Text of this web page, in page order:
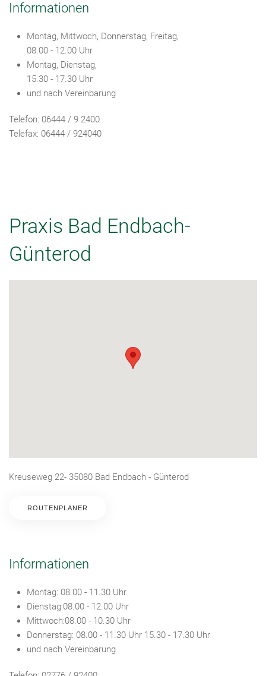
Informationen
Montag, Mittwoch, Donnerstag, Freitag,
08.00 - 12.00 Uhr
Montag, Dienstag,
15.30 - 17.30 Uhr
und nach Vereinbarung
Telefon: 06444 / 9 2400
Telefax: 06444 / 924040
Praxis Bad Endbach-
Günterod
Kreuseweg 22- 35080 Bad Endbach - Günterod
ROUTENPLANER
Informationen
Montag: 08.00 - 11.30 Uhr
Dienstag:08.00 - 12.00 Uhr
Mittwoch:08.00 - 10.30 Uhr
Donnerstag: 08.00 - 11.30 Uhr 15.30 - 17.30 Uhr
und nach Vereinbarung